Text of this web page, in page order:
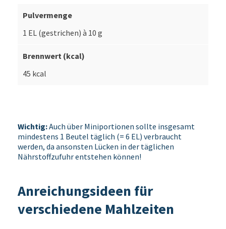
1 EL (gestrichen) à 10 g
45 kcal
Wichtig:Auch über Miniportionen sollte insgesamt
mindestens 1 Beutel täglich (= 6 EL) verbraucht
werden, da ansonsten Lücken in der täglichen
Nährstoffzufuhr entstehen können!
Anreichungsideen für
verschiedene Mahlzeiten